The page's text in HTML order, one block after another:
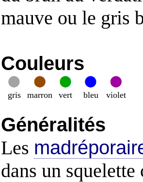
mauve ou le gris
Couleurs
gris marron vert bleu violet
Généralités
Les
dans un